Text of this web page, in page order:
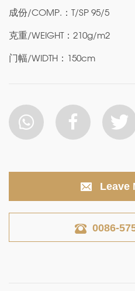
成份/COMP.：T/SP 95/5
克重/WEIGHT：210g/m2
门幅/WIDTH：150cm
Leave
0086-